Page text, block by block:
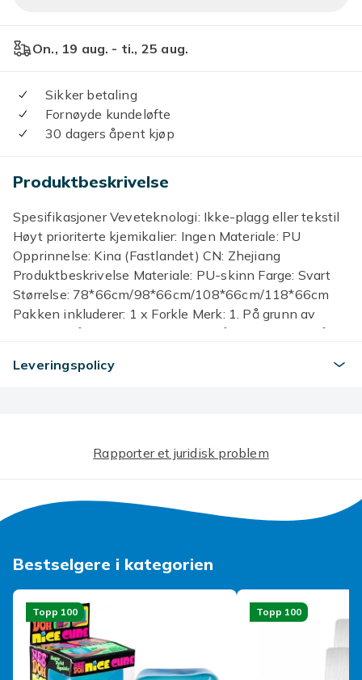
On., 19 aug. - ti., 25 aug.
Sikker betaling
Fornøyde kundeløfte
30 dagers åpent kjøp
Produktbeskrivelse
Spesifikasjoner Veveteknologi: Ikke-plagg eller tekstil
Høyt prioriterte kjemikalier: Ingen Materiale: PU
Opprinnelse: Kina (Fastlandet) CN: Zhejiang
Produktbeskrivelse Materiale: PU-skinn Farge: Svart
Størrelse: 78*66cm/98*66cm/108*66cm/118*66cm
Pakken inkluderer: 1 x Forkle Merk: 1. På grunn av
manuell måling, vennligst tillat små forskjeller. 2. På
annerledes. Tusen takk
Produktsikkerhetsinformasjon
Leveringspolicy
Rapporter et juridisk problem
Bestselgere i kategorien
Topp 100 Topp 100